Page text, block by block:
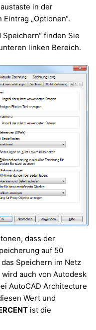
in der
„Optionen“.
finden Sie
linken Bereich.
dass der
auf 50
Speichern im Netz
auch von Autodesk
AutoCAD Architecture
Wert und
ist die